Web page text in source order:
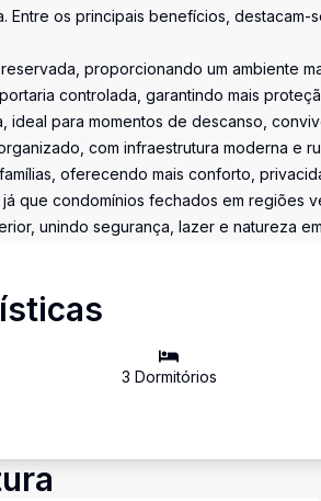
Entre os principais benefícios, destacam-
proporcionando um ambiente
controlada, garantindo mais
ideal para momentos de descanso,
com infraestrutura moderna e
oferecendo mais conforto,
que condomínios fechados em regiões
unindo segurança, lazer e natureza
3 Dormitórios